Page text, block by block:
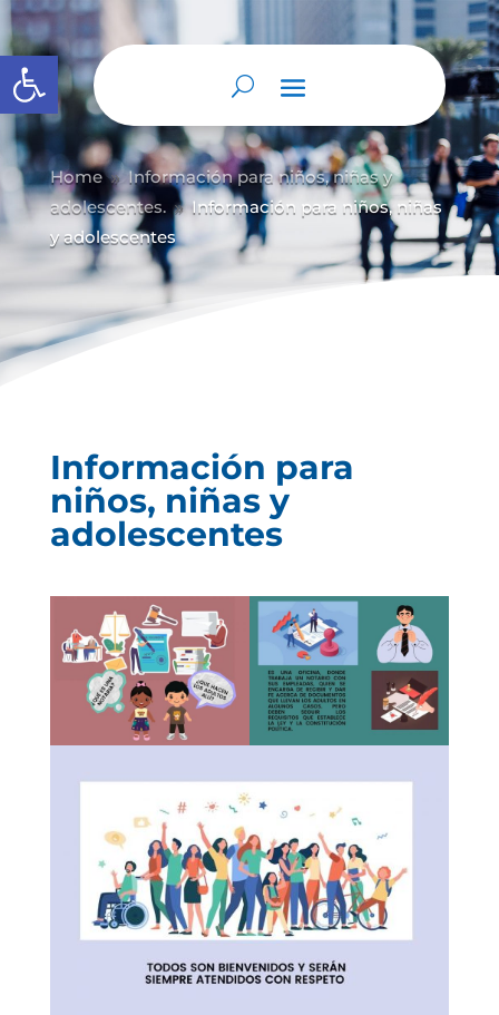
Abrir barra de herramientas
Home 9 Información para niños, niñas y
adolescentes. 9 Información para niños, niñas
y adolescentes
Información para
niños, niñas y
adolescentes